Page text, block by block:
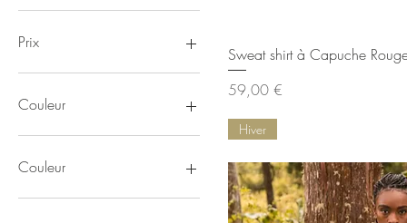
Prix
5 €
Couleur
Couleur
Noir, vert, jaune
Aperçu
Sweat shirt à Capuche
Prix
59,00 €
Hiver